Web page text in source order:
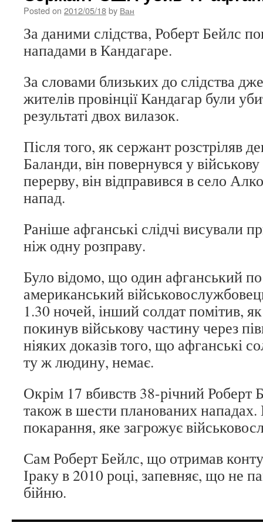
Posted on 2012/05/18by Ван
За даними слідства, Роберт Бейлс
нападами в Кандагаре.
За словами близьких до слідства
жителів провінції Кандагар були
результаті двох вилазок.
Після того, як сержант розстріляв
Баланди, він повернувся у
перерву, він відправився в село
напад.
Раніше афганські слідчі висували
ніж одну розправу.
Було відомо, що один афганський
американський
1.30 ночей, інший солдат помітив,
покинув військову частину через
ніяких доказів того, що афганські
ту ж людину, немає.
Окрім 17 вбивств 38-річний Роберт
також в шести планованих
покарання, яке загрожує
Сам Роберт Бейлс, що отримав
Іраку в 2010 році, запевняє, що не
бійню.